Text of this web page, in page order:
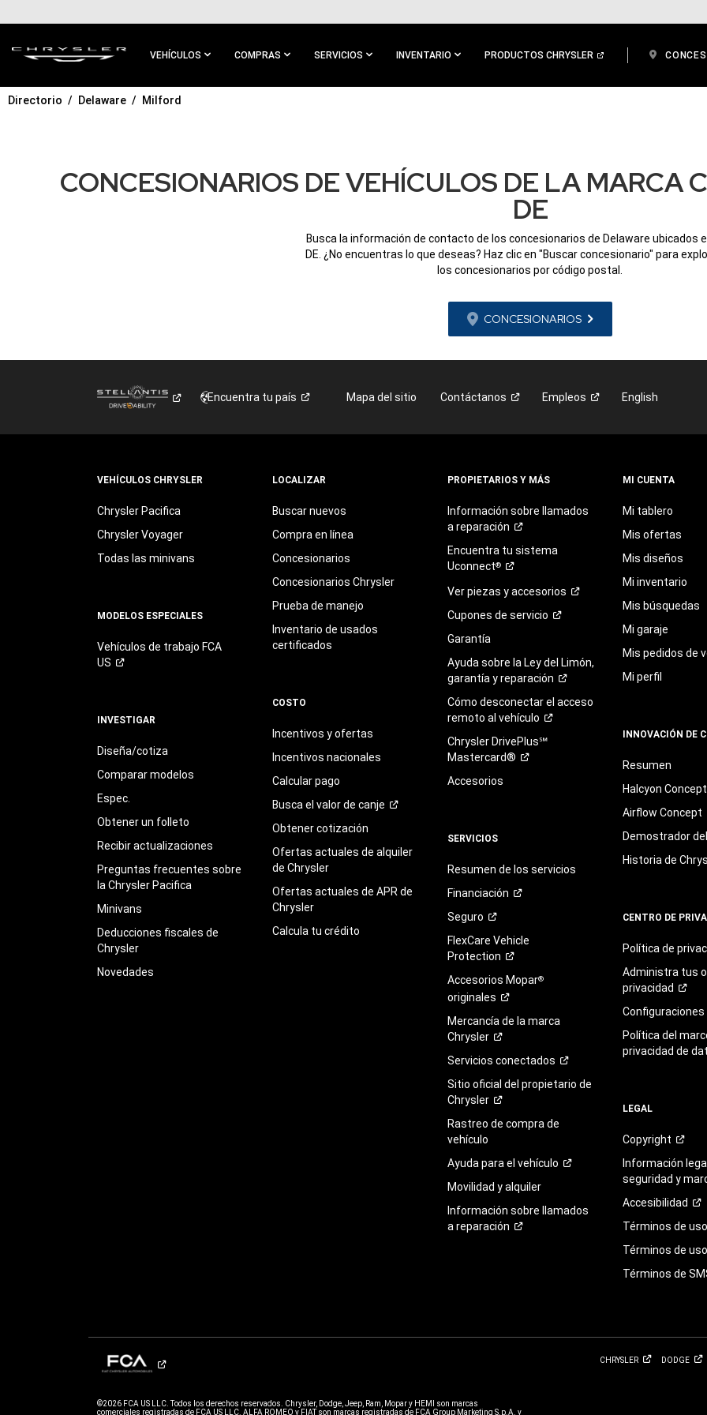
CONTENIDO
VEHÍCULOS COMPRAS SERVICIOS INVENTARIO PRODUCTOS CHRYSLER
IR A
Directorio Delaware Milford
CONCESIONARIOS DE VEHÍCULOS DE LA MARCA
DE
Busca la información de contacto de los concesionarios de Delaware ubicados
DE. ¿No encuentras lo que deseas? Haz clic en "Buscar concesionario" para
los concesionarios por código postal.
CONCESIONARIOS
Encuentra tu país Mapa del sitio Contáctanos Empleos English
VEHÍCULOS CHRYSLER
Chrysler Pacifica
Chrysler Voyager
Todas las minivans
MODELOS ESPECIALES
Vehículos de trabajo FCA
US
INVESTIGAR
Diseña/cotiza
Comparar modelos
Espec.
Obtener un folleto
Recibir actualizaciones
Preguntas frecuentes sobre
la Chrysler Pacifica
Minivans
Deducciones fiscales de
Chrysler
Novedades
LOCALIZAR
Buscar nuevos
Compra en línea
Concesionarios
Concesionarios Chrysler
Prueba de manejo
Inventario de usados
certificados
COSTO
Incentivos y ofertas
Incentivos nacionales
Calcular pago
Busca el valor de canje
Obtener cotización
Ofertas actuales de alquiler
de Chrysler
Ofertas actuales de APR de
Chrysler
Calcula tu crédito
PROPIETARIOS Y MÁS
Información sobre llamados
a reparación
Encuentra tu sistema
Uconnect®
Ver piezas yaccesorios
Cupones de servicio
Garantía
Ayuda sobre la Ley del Limón,
garantía yreparación
Cómo desconectar el acceso
remoto al vehículo
Chrysler DrivePlus℠
Mastercard®
Accesorios
SERVICIOS
Resumen de los servicios
Financiación
Seguro
FlexCare Vehicle
Protection
Accesorios Mopar®
originales
Mercancía de la marca
Chrysler
Servicios conectados
Sitio oficial del propietario de
Chrysler
Rastreo de compra de
vehículo
Ayuda para el vehículo
Movilidad y alquiler
Información sobre llamados
a reparación
MI CUENTA
Mi tablero
Mis ofertas
Mis diseños
Mi inventario
Mis búsquedas
Mi garaje
Mis pedidos de
Mi perfil
INNOVACIÓN DE
Resumen
Halcyon Concept
Airflow Concept
Demostrador
Historia de
CENTRO DE
Política de
Administra tus
privacidad
Configuraciones
Política del
privacidad de
LEGAL
Copyright
Información
seguridad y
Accesibilidad
Términos deuso
Términos de
Términos de
CHRYSLER DODGE
©2026 FCA US LLC. Todos los derechos reservados. Chrysler, Dodge, Jeep, Ram, Mopar y HEMI son marcas
comerciales registradas de FCA US LLC. ALFA ROMEO y FIAT son marcas registradas de FCA Group Marketing S.p.A. y